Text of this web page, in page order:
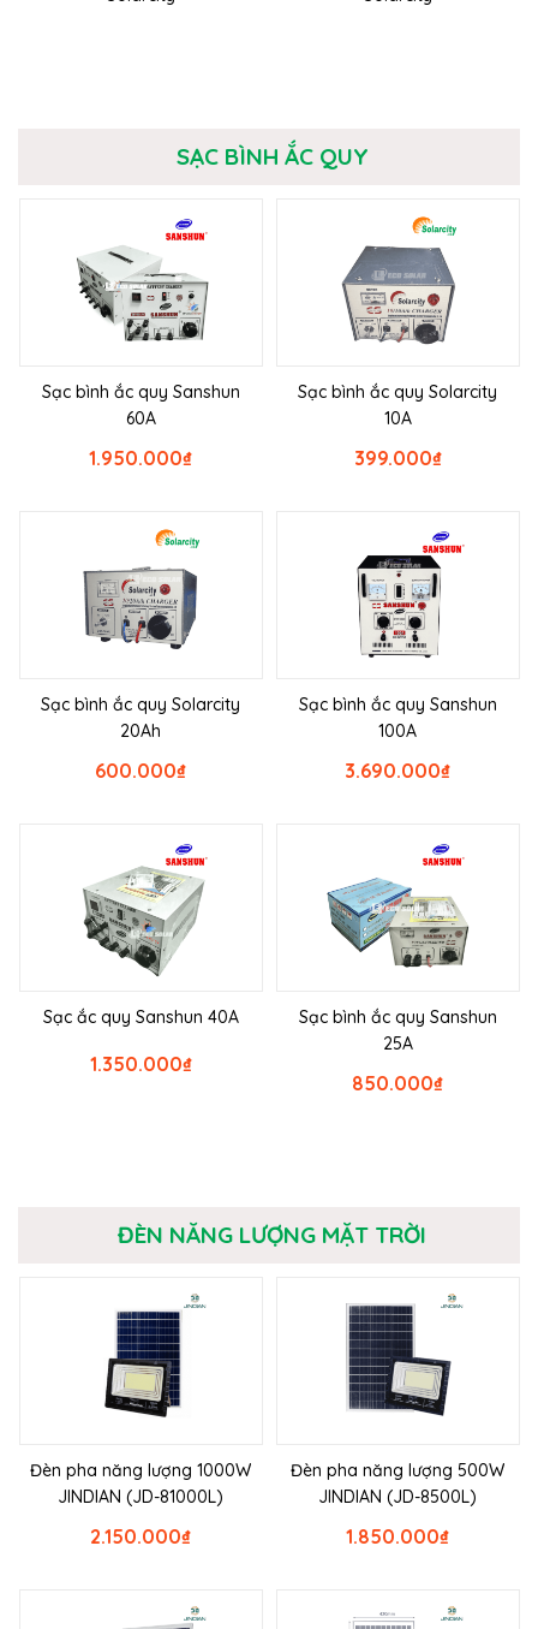
SẠC BÌNH ẮC QUY
Sạc bình ắc quy Sanshun
60A
₫
1.950.000
Sạc bình ắc quy Solarcity
10A
₫
399.000
Sạc bình ắc quy Solarcity
20Ah
₫
600.000
Sạc bình ắc quy Sanshun
100A
₫
3.690.000
Sạc ắc quy Sanshun 40A
₫
1.350.000
Sạc bình ắc quy Sanshun
25A
₫
850.000
ĐÈN NĂNG LƯỢNG MẶT TRỜI
Đèn pha năng lượng 1000W
JINDIAN (JD-81000L)
₫
2.150.000
Đèn pha năng lượng 500W
JINDIAN (JD-8500L)
₫
1.850.000